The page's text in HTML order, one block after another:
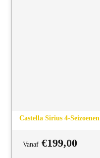
Castella Sirius 4-Seizoenen
Vanaf €199,00